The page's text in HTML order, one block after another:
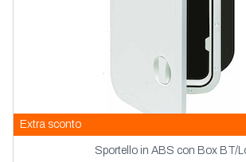
Extra sconto
Sportello in ABS con Box BT/